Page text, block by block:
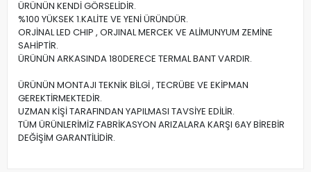
ÜRÜNÜN KENDİ GÖRSELİDİR.
%100 YÜKSEK 1.KALİTE VE YENİ ÜRÜNDÜR.
ORJİNAL LED CHIP , ORJINAL MERCEK VE ALİMUNYUM ZEMİNE
SAHİPTİR.
ÜRÜNÜN ARKASINDA 180DERECE TERMAL BANT VARDIR.
ÜRÜNÜN MONTAJI TEKNİK BİLGİ , TECRÜBE VE EKİPMAN
GEREKTİRMEKTEDİR.
UZMAN KİŞİ TARAFINDAN YAPILMASI TAVSİYE EDİLİR.
TÜM ÜRÜNLERİMİZ FABRİKASYON ARIZALARA KARŞI 6AY BİREBİR
DEĞİŞİM GARANTİLİDİR.